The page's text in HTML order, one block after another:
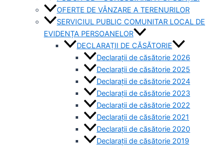
OFERTE DE VÂNZARE A TERENURILOR
SERVICIUL PUBLIC COMUNITAR LOCAL DE
EVIDENȚA PERSOANELOR
DECLARAȚII DE CĂSĂTORIE
Declarații de căsătorie 2026
Declarații de căsătorie 2025
Declarații de căsătorie 2024
Declarații de căsătorie 2023
Declarații de căsătorie 2022
Declarații de căsătorie 2021
Declarații de căsătorie 2020
Declarații de căsătorie 2019